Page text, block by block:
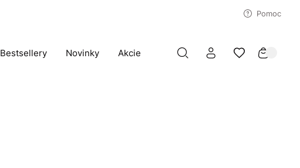
Pomoc
Bestsellery Novinky Akcie